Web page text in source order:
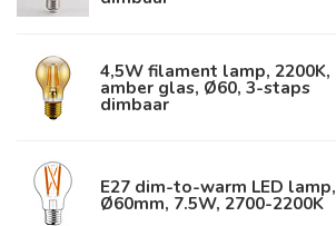
4,5W filament lamp, 2200K,
amber glas, Ø60, 3-staps
dimbaar
E27 dim-to-warm LED lamp,
Ø60mm, 7.5W, 2700-2200K